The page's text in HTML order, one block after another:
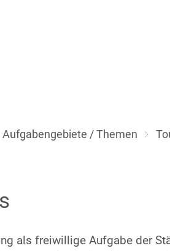
Aufgabengebiete / Themen
als freiwillige Aufgabe der